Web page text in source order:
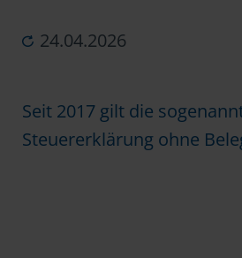
24.04.2026
Seit 2017 gilt die
Steuererklärung ohne